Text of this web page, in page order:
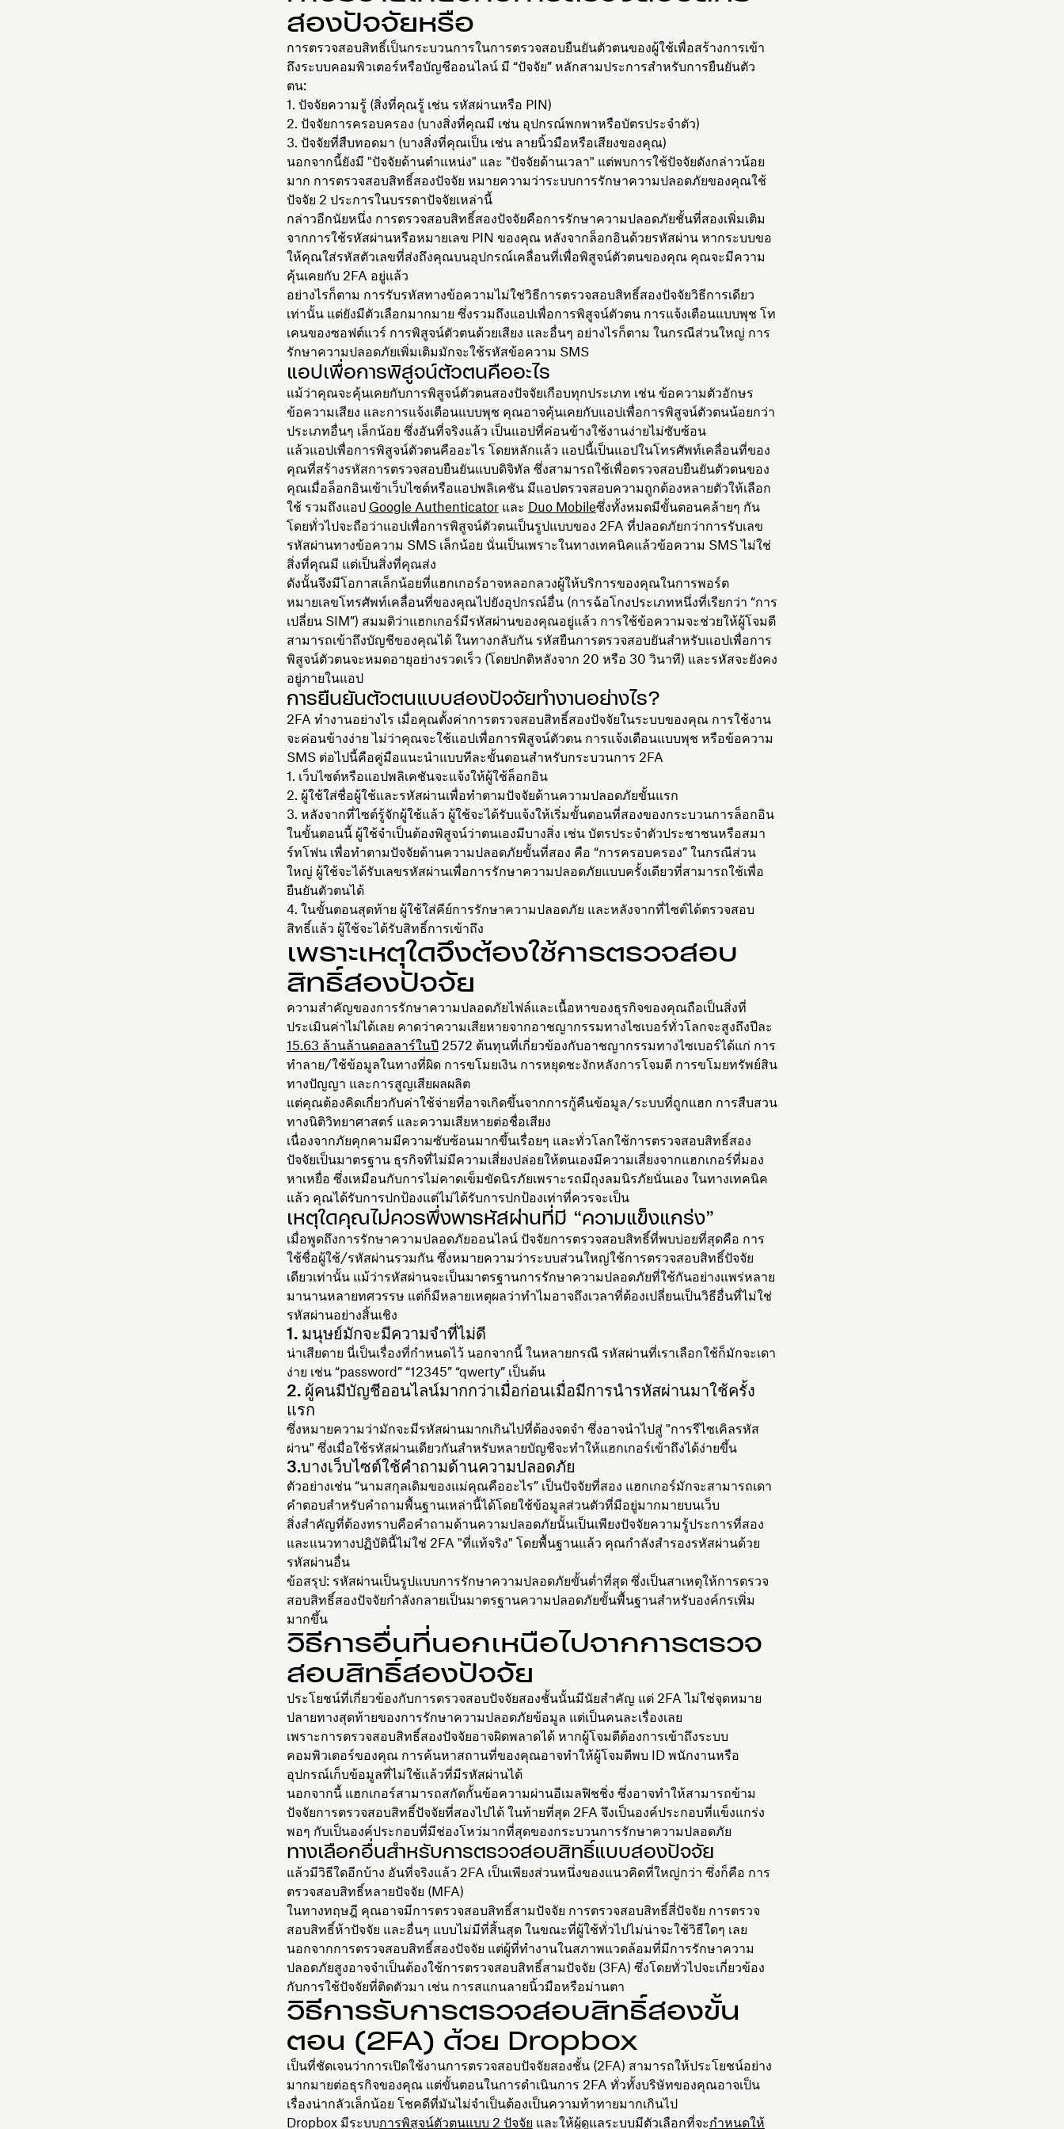
สองปัจจัยหรือ
การตรวจสอบสิทธิ์เป็นกระบวนการในการตรวจสอบยืนยันตัวตนของผู้ใช้เพื่อสร้างการเข้า
ถึงระบบคอมพิวเตอร์หรือบัญชีออนไลน์ มี “ปัจจัย” หลักสามประการสำหรับการยืนยันตัว
ตน:
ปัจจัยความรู้ (สิ่งที่คุณรู้ เช่น รหัสผ่านหรือ PIN)
ปัจจัยการครอบครอง (บางสิ่งที่คุณมี เช่น อุปกรณ์พกพาหรือบัตรประจำตัว)
ปัจจัยที่สืบทอดมา (บางสิ่งที่คุณเป็น เช่น ลายนิ้วมือหรือเสียงของคุณ)
นอกจากนี้ยังมี "ปัจจัยด้านตำแหน่ง" และ "ปัจจัยด้านเวลา" แต่พบการใช้ปัจจัยดังกล่าวน้อย
มาก การตรวจสอบสิทธิ์สองปัจจัย หมายความว่าระบบการรักษาความปลอดภัยของคุณใช้
ปัจจัย 2 ประการในบรรดาปัจจัยเหล่านี้
กล่าวอีกนัยหนึ่ง การตรวจสอบสิทธิ์สองปัจจัยคือการรักษาความปลอดภัยชั้นที่สองเพิ่มเติม
จากการใช้รหัสผ่านหรือหมายเลข PIN ของคุณ หลังจากล็อกอินด้วยรหัสผ่าน หากระบบขอ
ให้คุณใส่รหัสตัวเลขที่ส่งถึงคุณบนอุปกรณ์เคลื่อนที่เพื่อพิสูจน์ตัวตนของคุณ คุณจะมีความ
คุ้นเคยกับ 2FA อยู่แล้ว
อย่างไรก็ตาม การรับรหัสทางข้อความไม่ใช่วิธีการตรวจสอบสิทธิ์สองปัจจัยวิธีการเดียว
เท่านั้น แต่ยังมีตัวเลือกมากมาย ซึ่งรวมถึงแอปเพื่อการพิสูจน์ตัวตน การแจ้งเตือนแบบพุช โท
เคนของซอฟต์แวร์ การพิสูจน์ตัวตนด้วยเสียง และอื่นๆ อย่างไรก็ตาม ในกรณีส่วนใหญ่ การ
รักษาความปลอดภัยเพิ่มเติมมักจะใช้รหัสข้อความ SMS
แอปเพื่อการพิสูจน์ตัวตนคืออะไร
แม้ว่าคุณจะคุ้นเคยกับการพิสูจน์ตัวตนสองปัจจัยเกือบทุกประเภท เช่น ข้อความตัวอักษร
ข้อความเสียง และการแจ้งเตือนแบบพุช คุณอาจคุ้นเคยกับแอปเพื่อการพิสูจน์ตัวตนน้อยกว่า
ประเภทอื่นๆ เล็กน้อย ซึ่งอันที่จริงแล้ว เป็นแอปที่ค่อนข้างใช้งานง่ายไม่ซับซ้อน
แล้วแอปเพื่อการพิสูจน์ตัวตนคืออะไร โดยหลักแล้ว แอปนี้เป็นแอปในโทรศัพท์เคลื่อนที่ของ
คุณที่สร้างรหัสการตรวจสอบยืนยันแบบดิจิทัล ซึ่งสามารถใช้เพื่อตรวจสอบยืนยันตัวตนของ
คุณเมื่อล็อกอินเข้าเว็บไซต์หรือแอปพลิเคชัน มีแอปตรวจสอบความถูกต้องหลายตัวให้เลือก
ใช้ รวมถึงแอป Google Authenticatorและ Duo Mobileซึ่งทั้งหมดมีขั้นตอนคล้ายๆ กัน
โดยทั่วไปจะถือว่าแอปเพื่อการพิสูจน์ตัวตนเป็นรูปแบบของ 2FA ที่ปลอดภัยกว่าการรับเลข
รหัสผ่านทางข้อความ SMS เล็กน้อย นั่นเป็นเพราะในทางเทคนิคแล้วข้อความ SMS ไม่ใช่
สิ่งที่คุณมี แต่เป็นสิ่งที่คุณส่ง
ดังนั้นจึงมีโอกาสเล็กน้อยที่แฮกเกอร์อาจหลอกลวงผู้ให้บริการของคุณในการพอร์ต
หมายเลขโทรศัพท์เคลื่อนที่ของคุณไปยังอุปกรณ์อื่น (การฉ้อโกงประเภทหนึ่งที่เรียกว่า “การ
เปลี่ยน SIM”) สมมติว่าแฮกเกอร์มีรหัสผ่านของคุณอยู่แล้ว การใช้ข้อความจะช่วยให้ผู้โจมตี
สามารถเข้าถึงบัญชีของคุณได้ ในทางกลับกัน รหัสยืนการตรวจสอบยันสำหรับแอปเพื่อการ
พิสูจน์ตัวตนจะหมดอายุอย่างรวดเร็ว (โดยปกติหลังจาก 20 หรือ 30 วินาที) และรหัสจะยังคง
อยู่ภายในแอป
การยืนยันตัวตนแบบสองปัจจัยทำงานอย่างไร?
2FA ทำงานอย่างไร เมื่อคุณตั้งค่าการตรวจสอบสิทธิ์สองปัจจัยในระบบของคุณ การใช้งาน
จะค่อนข้างง่าย ไม่ว่าคุณจะใช้แอปเพื่อการพิสูจน์ตัวตน การแจ้งเตือนแบบพุช หรือข้อความ
SMS ต่อไปนี้คือคู่มือแนะนำแบบทีละขั้นตอนสำหรับกระบวนการ 2FA
เว็บไซต์หรือแอปพลิเคชันจะแจ้งให้ผู้ใช้ล็อกอิน
ผู้ใช้ใส่ชื่อผู้ใช้และรหัสผ่านเพื่อทำตามปัจจัยด้านความปลอดภัยขั้นแรก
หลังจากที่ไซต์รู้จักผู้ใช้แล้ว ผู้ใช้จะได้รับแจ้งให้เริ่มขั้นตอนที่สองของกระบวนการล็อกอิน
ในขั้นตอนนี้ ผู้ใช้จำเป็นต้องพิสูจน์ว่าตนเองมีบางสิ่ง เช่น บัตรประจำตัวประชาชนหรือสมา
ร์ทโฟน เพื่อทำตามปัจจัยด้านความปลอดภัยขั้นที่สอง คือ “การครอบครอง” ในกรณีส่วน
ใหญ่ ผู้ใช้จะได้รับเลขรหัสผ่านเพื่อการรักษาความปลอดภัยแบบครั้งเดียวที่สามารถใช้เพื่อ
ยืนยันตัวตนได้
ในขั้นตอนสุดท้าย ผู้ใช้ใส่คีย์การรักษาความปลอดภัย และหลังจากที่ไซต์ได้ตรวจสอบ
สิทธิ์แล้ว ผู้ใช้จะได้รับสิทธิ์การเข้าถึง
เพราะเหตุใดจึงต้องใช้การตรวจสอบ
สิทธิ์สองปัจจัย
ความสำคัญของการรักษาความปลอดภัยไฟล์และเนื้อหาของธุรกิจของคุณถือเป็นสิ่งที่
ประเมินค่าไม่ได้เลย คาดว่าความเสียหายจากอาชญากรรมทางไซเบอร์ทั่วโลกจะสูงถึงปีละ
15.63 ล้านล้านดอลลาร์ในปี2572 ต้นทุนที่เกี่ยวข้องกับอาชญากรรมทางไซเบอร์ได้แก่ การ
ทำลาย/ใช้ข้อมูลในทางที่ผิด การขโมยเงิน การหยุดชะงักหลังการโจมตี การขโมยทรัพย์สิน
ทางปัญญา และการสูญเสียผลผลิต
แต่คุณต้องคิดเกี่ยวกับค่าใช้จ่ายที่อาจเกิดขึ้นจากการกู้คืนข้อมูล/ระบบที่ถูกแฮก การสืบสวน
ทางนิติวิทยาศาสตร์ และความเสียหายต่อชื่อเสียง
เนื่องจากภัยคุกคามมีความซับซ้อนมากขึ้นเรื่อยๆ และทั่วโลกใช้การตรวจสอบสิทธิ์สอง
ปัจจัยเป็นมาตรฐาน ธุรกิจที่ไม่มีความเสี่ยงปล่อยให้ตนเองมีความเสี่ยงจากแฮกเกอร์ที่มอง
หาเหยื่อ ซึ่งเหมือนกับการไม่คาดเข็มขัดนิรภัยเพราะรถมีถุงลมนิรภัยนั่นเอง ในทางเทคนิค
แล้ว คุณได้รับการปกป้องแต่ไม่ได้รับการปกป้องเท่าที่ควรจะเป็น
เหตุใดคุณไม่ควรพึ่งพารหัสผ่านที่มี “ความแข็งแกร่ง”
เมื่อพูดถึงการรักษาความปลอดภัยออนไลน์ ปัจจัยการตรวจสอบสิทธิ์ที่พบบ่อยที่สุดคือ การ
ใช้ชื่อผู้ใช้/รหัสผ่านรวมกัน ซึ่งหมายความว่าระบบส่วนใหญ่ใช้การตรวจสอบสิทธิ์ปัจจัย
เดียวเท่านั้น แม้ว่ารหัสผ่านจะเป็นมาตรฐานการรักษาความปลอดภัยที่ใช้กันอย่างแพร่หลาย
มานานหลายทศวรรษ แต่ก็มีหลายเหตุผลว่าทำไมอาจถึงเวลาที่ต้องเปลี่ยนเป็นวิธีอื่นที่ไม่ใช่
รหัสผ่านอย่างสิ้นเชิง
1. มนุษย์มักจะมีความจำที่ไม่ดี
น่าเสียดาย นี่เป็นเรื่องที่กำหนดไว้ นอกจากนี้ ในหลายกรณี รหัสผ่านที่เราเลือกใช้ก็มักจะเดา
ง่าย เช่น “password” “12345” “qwerty” เป็นต้น
2. ผู้คนมีบัญชีออนไลน์มากกว่าเมื่อก่อนเมื่อมีการนำรหัสผ่านมาใช้ครั้ง
แรก
ซึ่งหมายความว่ามักจะมีรหัสผ่านมากเกินไปที่ต้องจดจำ ซึ่งอาจนำไปสู่ "การรีไซเคิลรหัส
ผ่าน" ซึ่งเมื่อใช้รหัสผ่านเดียวกันสำหรับหลายบัญชีจะทำให้แฮกเกอร์เข้าถึงได้ง่ายขึ้น
3.บางเว็บไซต์ใช้คำถามด้านความปลอดภัย
ตัวอย่างเช่น “นามสกุลเดิมของแม่คุณคืออะไร” เป็นปัจจัยที่สอง แฮกเกอร์มักจะสามารถเดา
คำตอบสำหรับคำถามพื้นฐานเหล่านี้ได้โดยใช้ข้อมูลส่วนตัวที่มีอยู่มากมายบนเว็บ
สิ่งสำคัญที่ต้องทราบคือคำถามด้านความปลอดภัยนั้นเป็นเพียงปัจจัยความรู้ประการที่สอง
และแนวทางปฏิบัตินี้ไม่ใช่ 2FA "ที่แท้จริง" โดยพื้นฐานแล้ว คุณกำลังสำรองรหัสผ่านด้วย
รหัสผ่านอื่น
ข้อสรุป: รหัสผ่านเป็นรูปแบบการรักษาความปลอดภัยขั้นต่ำที่สุด ซึ่งเป็นสาเหตุให้การตรวจ
สอบสิทธิ์สองปัจจัยกำลังกลายเป็นมาตรฐานความปลอดภัยขั้นพื้นฐานสำหรับองค์กรเพิ่ม
มากขึ้น
วิธีการอื่นที่นอกเหนือไปจากการตรวจ
สอบสิทธิ์สองปัจจัย
ประโยชน์ที่เกี่ยวข้องกับการตรวจสอบปัจจัยสองชั้นนั้นมีนัยสำคัญ แต่ 2FA ไม่ใช่จุดหมาย
ปลายทางสุดท้ายของการรักษาความปลอดภัยข้อมูล แต่เป็นคนละเรื่องเลย
เพราะการตรวจสอบสิทธิ์สองปัจจัยอาจผิดพลาดได้ หากผู้โจมตีต้องการเข้าถึงระบบ
คอมพิวเตอร์ของคุณ การค้นหาสถานที่ของคุณอาจทำให้ผู้โจมตีพบ ID พนักงานหรือ
อุปกรณ์เก็บข้อมูลที่ไม่ใช้แล้วที่มีรหัสผ่านได้
นอกจากนี้ แฮกเกอร์สามารถสกัดกั้นข้อความผ่านอีเมลฟิชชิ่ง ซึ่งอาจทำให้สามารถข้าม
ปัจจัยการตรวจสอบสิทธิ์ปัจจัยที่สองไปได้ ในท้ายที่สุด 2FA จึงเป็นองค์ประกอบที่แข็งแกร่ง
พอๆ กับเป็นองค์ประกอบที่มีช่องโหว่มากที่สุดของกระบวนการรักษาความปลอดภัย
ทางเลือกอื่นสำหรับการตรวจสอบสิทธิ์แบบสองปัจจัย
แล้วมีวิธีใดอีกบ้าง อันที่จริงแล้ว 2FA เป็นเพียงส่วนหนึ่งของแนวคิดที่ใหญ่กว่า ซึ่งก็คือ การ
ตรวจสอบสิทธิ์หลายปัจจัย (MFA)
ในทางทฤษฎี คุณอาจมีการตรวจสอบสิทธิ์สามปัจจัย การตรวจสอบสิทธิ์สี่ปัจจัย การตรวจ
สอบสิทธิ์ห้าปัจจัย และอื่นๆ แบบไม่มีที่สิ้นสุด ในขณะที่ผู้ใช้ทั่วไปไม่น่าจะใช้วิธีใดๆ เลย
นอกจากการตรวจสอบสิทธิ์สองปัจจัย แต่ผู้ที่ทำงานในสภาพแวดล้อมที่มีการรักษาความ
ปลอดภัยสูงอาจจำเป็นต้องใช้การตรวจสอบสิทธิ์สามปัจจัย (3FA) ซึ่งโดยทั่วไปจะเกี่ยวข้อง
กับการใช้ปัจจัยที่ติดตัวมา เช่น การสแกนลายนิ้วมือหรือม่านตา
วิธีการรับการตรวจสอบสิทธิ์สองขั้น
ตอน (2FA) ด้วย Dropbox
เป็นที่ชัดเจนว่าการเปิดใช้งานการตรวจสอบปัจจัยสองชั้น (2FA) สามารถให้ประโยชน์อย่าง
มากมายต่อธุรกิจของคุณ แต่ขั้นตอนในการดำเนินการ 2FA ทั่วทั้งบริษัทของคุณอาจเป็น
เรื่องน่ากลัวเล็กน้อย โชคดีที่มันไม่จำเป็นต้องเป็นความท้าทายมากเกินไป
Dropbox มีระบบการพิสูจน์ตัวตนแบบ 2 ปัจจัย และให้ผู้ดูแลระบบมีตัวเลือกที่จะกำหนดให้